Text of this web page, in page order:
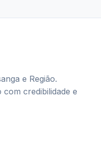
e Região.
credibilidade e